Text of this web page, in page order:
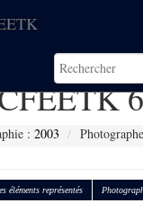
: 2003
éléments représentés